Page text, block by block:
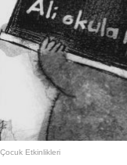
Çocuk Etkinlikleri